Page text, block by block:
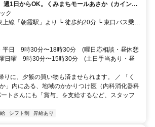
週1日からOK。くみまちモールあさか（カインズ
可能。賞与あり。年齢不問。
ク
02＞＜志木23＞に乗車（約5分）、「宮台」バス
平日 9時30分〜18時30分 (曜日応相談・昼休憩
日曜 9時30分〜15時30分 (土日手当あり・昼
りに、夕飯の買い物も済ませられます。 ／ 「く
」内にある、地域のかかりつけ医（内科消化器科
トさんにも「賞与」を支給するなど、スタッフ
シフト制 昇給あり